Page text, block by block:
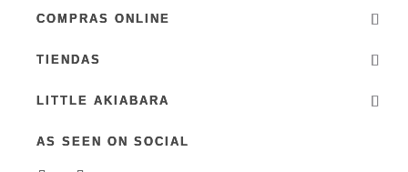
COMPRAS ONLINE
TIENDAS
LITTLE AKIABARA
AS SEEN ON SOCIAL